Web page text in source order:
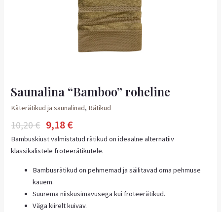
Saunalina “Bamboo” roheline
Käterätikud ja saunalinad, Rätikud
10,20€ 9,18€
Bambuskiust valmistatud rätikud on ideaalne alternatiiv
klassikalistele froteerätikutele.
Bambusrätikud on pehmemad ja säilitavad oma pehmuse
kauem.
Suurema niiskusimavusega kui froteerätikud.
Väga kiirelt kuivav.